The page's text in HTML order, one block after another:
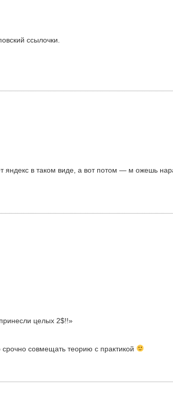
ссылочки.
яндекс в таком виде, а вот потом — м ожешь
целых 2$!!»
совмещать теорию с практикой